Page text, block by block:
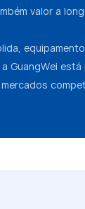
valor a
GuangWei